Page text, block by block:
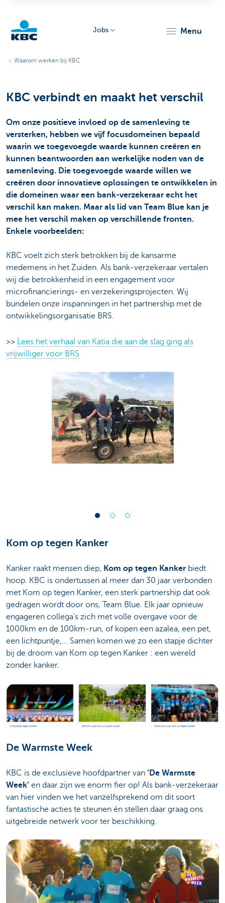
Particulieren
Jobs menu
Waarom werken bij KBC
KBC verbindt en maakt het verschil
Om onze positieve invloed op de samenleving te
versterken, hebben we vijf focusdomeinen bepaald
waarin we toegevoegde waarde kunnen creëren en
kunnen beantwoorden aan werkelijke noden van de
samenleving. Die toegevoegde waarde willen we
creëren door innovatieve oplossingen te ontwikkelen in
die domeinen waar een bank-verzekeraar echt het
verschil kan maken. Maar als lid van Team Blue kan je
mee het verschil maken op verschillende fronten.
Enkele voorbeelden:
KBC voelt zich sterk betrokken bij de kansarme
medemens in het Zuiden. Als bank-verzekeraar vertalen
wij die betrokkenheid in een engagement voor
microfinancierings- en verzekeringsprojecten. Wij
bundelen onze inspanningen in het partnership met de
ontwikkelingsorganisatie BRS.
>> Lees het verhaal van Katia die aan de slag ging als
vrijwilliger voor BRS
Kom op tegen Kanker
Kanker raakt mensen diep, Kom op tegen Kanker biedt
hoop. KBC is ondertussen al meer dan 30 jaar verbonden
met Kom op tegen Kanker, een sterk partnership dat ook
gedragen wordt door ons, Team Blue. Elk jaar opnieuw
engageren collega's zich met volle overgave voor de
1000km en de 100km-run, of kopen een azalea, een pet,
een lichtpuntje,... Samen komen we zo een stapje dichter
bij de droom van Kom op tegen Kanker : een wereld
zonder kanker.
De Warmste Week
KBC is de exclusieve hoofdpartner van ‘De Warmste
Week’ en daar zijn we enorm fier op! Als bank-verzekeraar
van hier vinden we het vanzelfsprekend om dit soort
fantastische acties te steunen én stellen daar graag ons
uitgebreide netwerk voor ter beschikking.